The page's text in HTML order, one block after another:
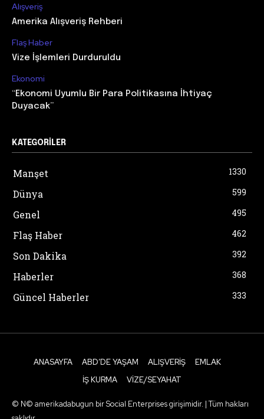
Alışveriş
Amerika Alışveriş Rehberi
Flaş Haber
Vize İşlemleri Durduruldu
Ekonomi
“Ekonomi Uyumlu Bir Para Politikasına İhtiyaç
Duyacak”
KATEGORILER
Manşet 1330
Dünya 599
Genel 495
Flaş Haber 462
Son Dakika 392
Haberler 368
Güncel Haberler 333
ANASAYFA ABD’DE YAŞAM ALIŞVERIŞ
EMLAK
İŞ KURMA
VIZE/SEYAHAT
© N© amerikadabugun bir Social Enterprises girişimidir. | Tüm hakları